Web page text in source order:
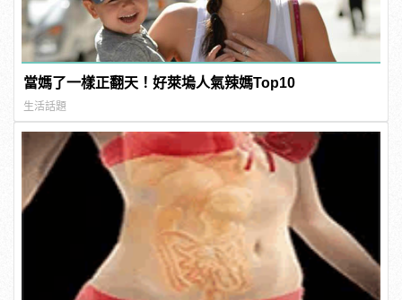
當媽了一樣正翻天！好萊塢人氣辣媽Top10
生活話題